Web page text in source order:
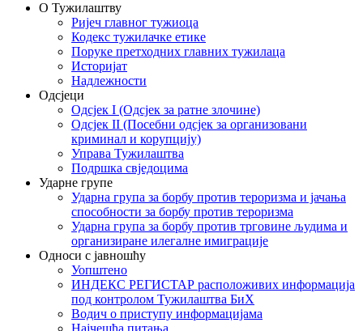
О Тужилаштву
Ријеч главног тужиоца
Кодекс тужилачке етике
Поруке претходних главних тужилаца
Историјат
Надлежности
Одсјеци
Одсјек I (Одсјек за ратне злочине)
Одсјек II (Посебни одсјек за организовани
криминал и корупцију)
Управа Тужилаштва
Подршка свједоцима
Ударне групе
Ударна група за борбу против тероризма и јачања
способности за борбу против тероризма
Ударна група за борбу против трговине људима и
организиране илегалне имиграције
Односи с јавношћу
Уопштено
ИНДЕКС РЕГИСТАР расположивих информација
под контролом Тужилаштва БиХ
Водич о приступу информацијама